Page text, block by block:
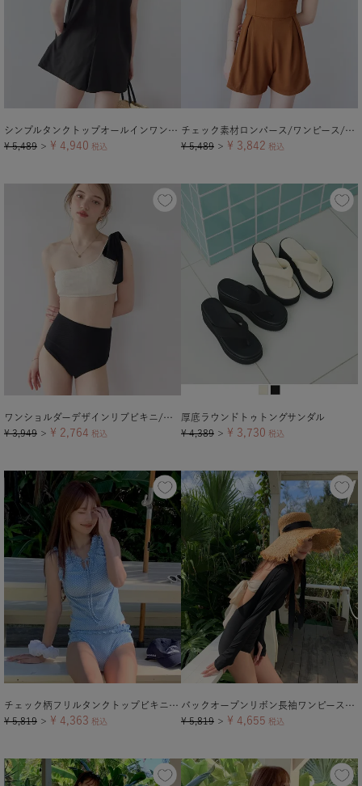
シンプルタンクトップオールインワン/水着
¥ 5,489 ＞ ¥ 4,940 税込
チェック素材ロンパース/ワンピース/セット水着【メール便可／100】
¥ 5,489 ＞ ¥ 3,842 税込
ワンショルダーデザインリブビキニ/水着【メール便可／100】
¥ 3,949 ＞ ¥ 2,764 税込
厚底ラウンドトゥトングサンダル
¥ 4,389 ＞ ¥ 3,730 税込
チェック柄フリルタンクトップビキニ/水着
¥ 5,819 ＞ ¥ 4,363 税込
バックオープンリボン長袖ワンピース/水着【メール便可／100】
¥ 5,819 ＞ ¥ 4,655 税込